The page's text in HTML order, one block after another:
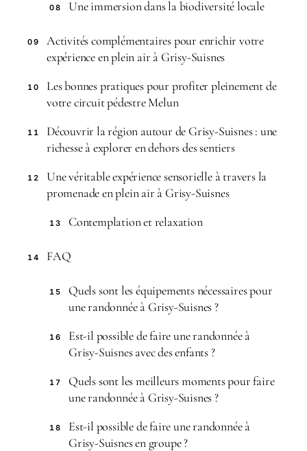
08 Une immersion dans la biodiversité locale
09
Activités complémentaires pour enrichir votre
expérience en plein air à Grisy-Suisnes
10
Les bonnes pratiques pour profiter pleinement de
votre circuit pédestre Melun
11
Découvrir la région autour de Grisy-Suisnes : une
richesse à explorer en dehors des sentiers
12
Une véritable expérience sensorielle à travers la
promenade en plein air à Grisy-Suisnes
13 Contemplation et relaxation
14 FAQ
15
Quels sont les équipements nécessaires pour
une randonnée à Grisy-Suisnes ?
16
Est-il possible de faire une randonnée à
Grisy-Suisnes avec des enfants ?
17
Quels sont les meilleurs moments pour faire
une randonnée à Grisy-Suisnes ?
18
Est-il possible de faire une randonnée à
Grisy-Suisnes en groupe ?